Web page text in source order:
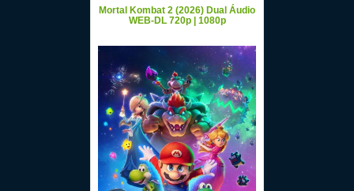
Mortal Kombat 2 (2026) Dual Áudio
WEB-DL 720p | 1080p